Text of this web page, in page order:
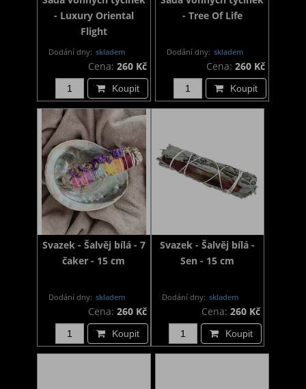
- Luxury Oriental
Flight
Dodání dny: skladem
Cena: 260 Kč
Koupit
- Tree Of Life
Dodání dny: skladem
Cena: 260 Kč
Koupit
Svazek - Šalvěj bílá - 7
čaker - 15 cm
Dodání dny: skladem
Cena: 260 Kč
Koupit
Svazek - Šalvěj bílá -
Sen - 15 cm
Dodání dny: skladem
Cena:260 Kč
Koupit